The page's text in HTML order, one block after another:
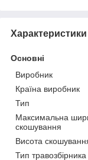
Характеристики
Основні
Виробник
Країна виробник
Тип
Максимальна
скошування
Висота
Тип травозбірника